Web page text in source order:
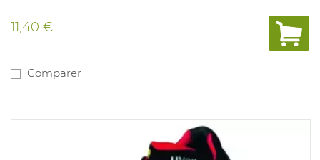
11,40 €
Comparer